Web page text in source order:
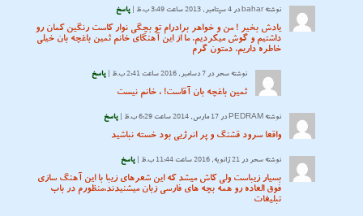
نوشتهbaharدر 4 سپتامبر, 2013 ساعت 3:49 ب.ظ | پاسخ
یادش بخیر ! من و خواهر برادرام تو بچگی نوار کاست رنگین کمان رو
داشتیم و گوش میکردیم. ما از این آهنگای خانم ثمین باغچه بان خیلی
خاطره داریم. دمتون گرم
نوشتهسحردر 7 دسامبر, 2016 ساعت 2:41 ب.ظ | پاسخ
ثمین باغچه بان آقاست! ، خانم نیست
نوشتهPEDRAMدر 17 مارس, 2014 ساعت 6:29 ب.ظ | پاسخ
واقعا سرود قشنگ و پر انرژیی بود خسته نباشید
نوشتهسحردر 21 ژانویه, 2016 ساعت 11:44 ب.ظ | پاسخ
بسیار زیباست ولی کاش میشد که این شعرهای زیبا با این آهنگ سازی
فوق العاده رو همه بچه های فارسی زبان میشنیدند،منظورم در باب
تبلیغات